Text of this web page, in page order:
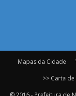
Mapas da Cidade
>> Carta